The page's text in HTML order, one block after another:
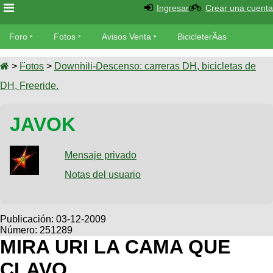
Foro
Foro
TÃ©cnica
Fotos
tu foto
Galeria
XC
Viajes
Descenso
SUBÃ
tu
Buscar
Ultimos
Fotos
BicicleterÃ­
as
Bicicletas
Tandem
Videos
Cicloturismo
Ingresar Crear una cuenta
Foro Fotos Avisos Venta BicicleterÃ­as
Bicicletas Videos
> Fotos > Downhill-Descenso: carreras DH, bicicletas de
DH, Freeride.
JAVOK
Mensaje privado
Notas del usuario
Publicación: 03-12-2009
Número: 251289
MIRA URI LA CAMA QUE